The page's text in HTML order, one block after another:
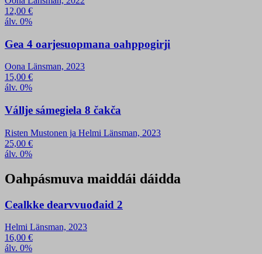
12,00 €
álv. 0%
Gea 4 oarjesuopmana oahppogirji
Oona Länsman, 2023
15,00 €
álv. 0%
Vállje sámegiela 8 čakča
Risten Mustonen ja Helmi Länsman, 2023
25,00 €
álv. 0%
Oahpásmuva maiddái dáidda
Cealkke dearvvuođaid 2
Helmi Länsman, 2023
16,00 €
álv. 0%